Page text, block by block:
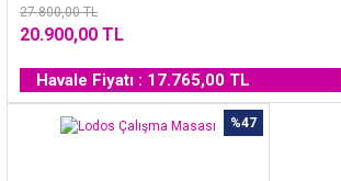
27.800,00 TL
20.900,00 TL
Havale Fiyatı : 17.765,00 TL
%47